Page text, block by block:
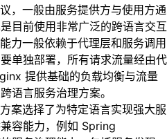
，一般由服务提供方与使用方通
目前使用非常广泛的跨语言交互
力一般依赖于代理层和服务调用
单独部署，所有请求流量经由代
提供基础的负载均衡与流量
语言服务治理方案。
案选择了为特定语言实现强大服
容能力，例如 Spring